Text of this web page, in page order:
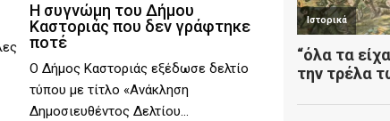
Η συγνώμη του Δήμου
Καστοριάς που δεν γράφτηκε
ποτέ
Ο Δήμος Καστοριάς εξέδωσε δελτίο
τύπου με τίτλο «Ανάκληση
Δημοσιευθέντος Δελτίου...